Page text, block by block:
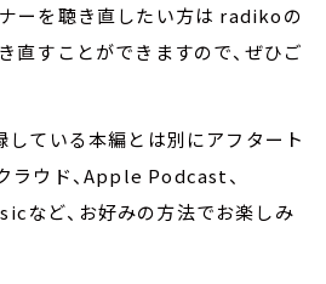
ーを聴き直したい方は radikoの
直すことができますので、ぜひご
している本編とは別にアフタート
ラウド、Apple Podcast、
など、お好みの方法でお楽しみ